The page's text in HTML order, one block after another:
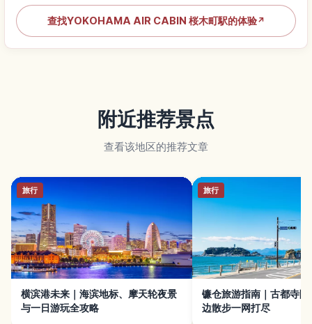
查找YOKOHAMA AIR CABIN 桜木町駅的体验↗
附近推荐景点
查看该地区的推荐文章
旅行
横滨港未来｜海滨地标、摩天轮夜景
与一日游玩全攻略
旅行
镰仓旅游指南｜古都寺院
边散步一网打尽